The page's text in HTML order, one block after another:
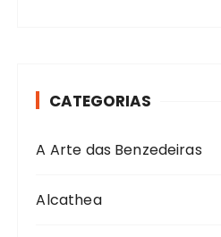
CATEGORIAS
A Arte das Benzedeiras
Alcathea